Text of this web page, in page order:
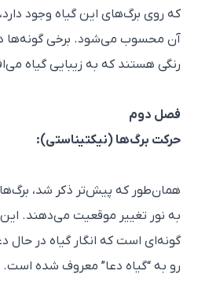
که روی برگ‌های این گیاه وجود دارد، از
آن محسوب می‌شود. برخی گونه‌ها
رنگی هستند که به زیبایی گیاه
فصل دوم
حرکت برگ‌ها (نیکتیناستی):
همان‌طور که پیش‌تر ذکر شد، برگ‌های
به نور تغییر موقعیت می‌دهند. این
گونه‌ای است که انگار گیاه در حال دعا
رو به “گیاه دعا” معروف شده است.